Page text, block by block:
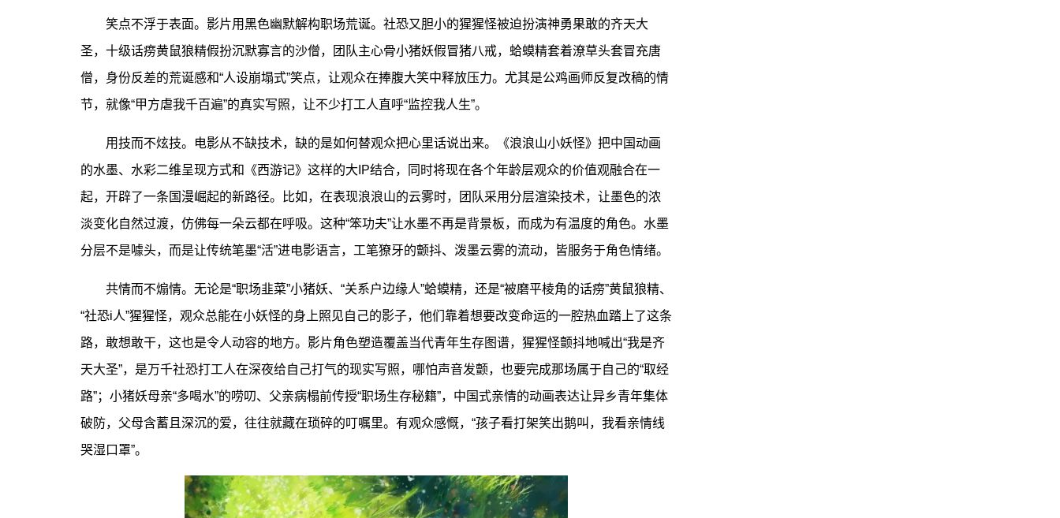
笑点不浮于表面。影片用黑色幽默解构职场荒诞。社恐又胆小的猩猩怪被迫扮演神勇果敢的齐天大
圣，十级话痨黄鼠狼精假扮沉默寡言的沙僧，团队主心骨小猪妖假冒猪八戒，蛤蟆精套着潦草头套冒充唐
僧，身份反差的荒诞感和“人设崩塌式”笑点，让观众在捧腹大笑中释放压力。尤其是公鸡画师反复改稿的情
节，就像“甲方虐我千百遍”的真实写照，让不少打工人直呼“监控我人生”。
用技而不炫技。电影从不缺技术，缺的是如何替观众把心里话说出来。《浪浪山小妖怪》把中国动画
的水墨、水彩二维呈现方式和《西游记》这样的大IP结合，同时将现在各个年龄层观众的价值观融合在一
起，开辟了一条国漫崛起的新路径。比如，在表现浪浪山的云雾时，团队采用分层渲染技术，让墨色的浓
淡变化自然过渡，仿佛每一朵云都在呼吸。这种“笨功夫”让水墨不再是背景板，而成为有温度的角色。水墨
分层不是噱头，而是让传统笔墨“活”进电影语言，工笔獠牙的颤抖、泼墨云雾的流动，皆服务于角色情绪。
共情而不煽情。无论是“职场韭菜”小猪妖、“关系户边缘人”蛤蟆精，还是“被磨平棱角的话痨”黄鼠狼精、
“社恐i人”猩猩怪，观众总能在小妖怪的身上照见自己的影子，他们靠着想要改变命运的一腔热血踏上了这条
路，敢想敢干，这也是令人动容的地方。影片角色塑造覆盖当代青年生存图谱，猩猩怪颤抖地喊出“我是齐
天大圣”，是万千社恐打工人在深夜给自己打气的现实写照，哪怕声音发颤，也要完成那场属于自己的“取经
路”；小猪妖母亲“多喝水”的唠叨、父亲病榻前传授“职场生存秘籍”，中国式亲情的动画表达让异乡青年集体
破防，父母含蓄且深沉的爱，往往就藏在琐碎的叮嘱里。有观众感慨，“孩子看打架笑出鹅叫，我看亲情线
哭湿口罩”。